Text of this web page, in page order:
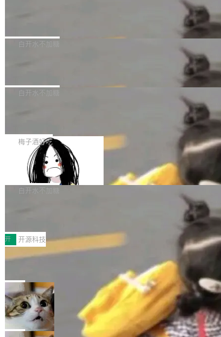
员工参与设立的专项资产管理计划。其中，Dee
获配9...
一个回归问题，该问题导致拉取镜像时会拒绝包
题，该问题可能导致在旧版 Linux 内核...
e 孵化器项目管理委员会（IPMC）投票中获得
P）！这一里程碑不仅标志着 Fluss 迈入新的发
白开水不加糖
长期停止内容更新，未能实现其作为“AI版维基百
提交的编辑请求也长期处于待处理状态。 Groki
pedia 于去年底上线，定位为由人工智能生成内
容的百科平台，被马斯克视为传统众包百科网站
维基百科的替代方案。Lawfare 调查发现，无论
热门页面还是低关注度页面，均未出现近期更
白开水不加糖
是这样的：配 MessageSource 的 Bean、写 R
eloadableResourceBundleMessageSource、
声明 LocaleResolver、注册 LocaleChangeInt
erceptor…五六步之后才能看到第一行翻译文
本。 Solon 换了个方式。整个 i18n 模块围绕三
梅子酒好吃
Apache Doris 4.1 全面增强 Iceberg：
支持 UPDATE、MERGE INTO 与 Iceb
erg V3
Apache Doris 4.1 要补齐的，正是缺失的那一
半。在已有查询能力的基础上，Doris 进一步支
常维护操作，并完整支持 Iceberg V3 格式。
白开水不加糖
村国家自主创新示范区会议中心开幕。本届大会
由中关村智联软件服务业质量创新联盟主办，以
“智构可信·质创未来——AI原生时代的质量新范
式”为主题，直面AI从实验室走向规模化产业落地
的核心质量命题。会上，《2026智能研发生产力
工具选型手册》发布，Testin云测的Testin XAge
nt智能测试系统入选AI测试领域代表产品。对CI
O而言，这提示了一个转变：AI测试正在从效率
工具升级为企业的质量基础设施。 CIO面对的新
开 开源科技
让非法状态不可表示：一篇关于 ADT
有一种东西，一旦用过就回不去了。Alex Fedos
eev 管它叫"软件设计的基石"。 他说的东西不新
鲜——代数数据类型（ADT），尤其是和类型
（sum type）。但他说清楚了一件事：这不是类
型系统的学术体操，是日常编码的思维方式。 文
章从一个简单的例子切入。一个网站的深色主题
局
Cloudflare 开源内部企业 AI 平台 Clou
dflare OS
Cloudflare 发布了一个开源项目 Cloudflare O
S。如果你只看官方博客，你会觉得这是又一